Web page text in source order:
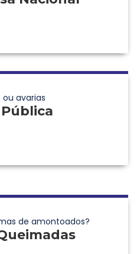
avarias
de amontoados?